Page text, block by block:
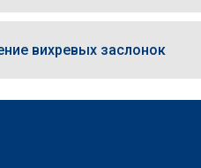
вихревых заслонок